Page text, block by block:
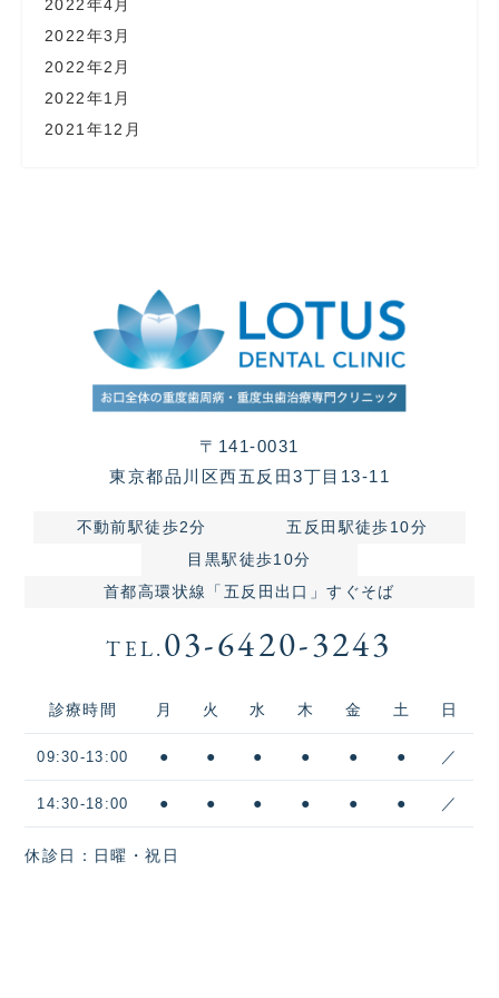
2022年4月
2022年3月
2022年2月
2022年1月
2021年12月
〒141-0031
東京都品川区西五反田3丁目13-11
不動前駅徒歩2分
五反田駅徒歩10分
目黒駅徒歩10分
首都高環状線「五反田出口」すぐそば
TEL. 03-6420-3243
診療時間 月 火 水 木 金 土 日
09:30-13:00 ● ● ● ● ● ● ／
14:30-18:00 ● ● ● ● ● ● ／
休診日：日曜・祝日